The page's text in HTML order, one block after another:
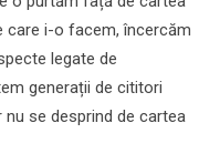
care i-o facem, încercăm
legate de
generații de cititori
se desprind de cartea